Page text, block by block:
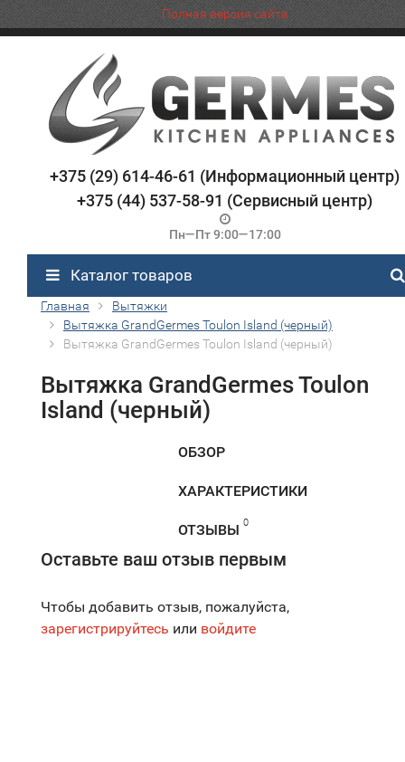
Полная версия сайта
+375 (29) 614-46-61 (Информационный центр)
+375 (44) 537-58-91 (Сервисный центр)
Пн—Пт 9:00—17:00
Каталог товаров
Главная
Вытяжки
Вытяжка GrandGermes Toulon Island (черный)
Вытяжка GrandGermes Toulon Island (черный)
Вытяжка GrandGermes Toulon
Island (черный)
ОБЗОР
ХАРАКТЕРИСТИКИ
ОТЗЫВЫ 0
Оставьте ваш отзыв первым
Чтобы добавить отзыв, пожалуйста,
зарегистрируйтесь или войдите